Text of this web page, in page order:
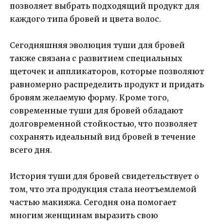
позволяет выбрать подходящий продукт для
каждого типа бровей и цвета волос.
Сегодняшняя эволюция туши для бровей
также связана с развитием специальных
щеточек и аппликаторов, которые позволяют
равномерно распределить продукт и придать
бровям желаемую форму. Кроме того,
современные туши для бровей обладают
долговременной стойкостью, что позволяет
сохранять идеальный вид бровей в течение
всего дня.
История туши для бровей свидетельствует о
том, что эта продукция стала неотъемлемой
частью макияжа. Сегодня она помогает
многим женщинам выразить свою